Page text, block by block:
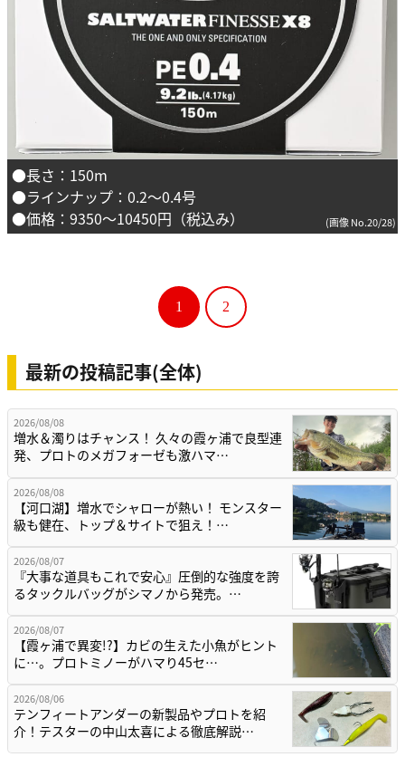
●長さ：150m
●ラインナップ：0.2～0.4号
●価格：9350～10450円（税込み）
(画像 No.20/28)
1 2
最新の投稿記事(全体)
2026/08/08
増水＆濁りはチャンス！ 久々の霞ヶ浦で良型連
発、プロトのメガフォーゼも激ハマ…
2026/08/08
【河口湖】増水でシャローが熱い！ モンスター
級も健在、トップ＆サイトで狙え！…
2026/08/07
『大事な道具もこれで安心』圧倒的な強度を誇
るタックルバッグがシマノから発売。…
2026/08/07
【霞ヶ浦で異変!?】カビの生えた小魚がヒント
に…。プロトミノーがハマり45セ…
2026/08/06
テンフィートアンダーの新製品やプロトを紹
介！テスターの中山太喜による徹底解説…